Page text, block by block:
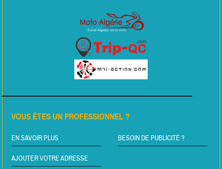
VOUS ÊTES UN PROFESSIONNEL ?
EN SAVOIR PLUS BESOIN DE PUBLICITÉ ?
AJOUTER VOTRE ADRESSE